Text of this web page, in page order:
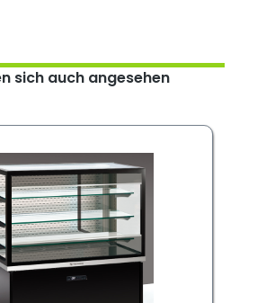
sich auch angesehen